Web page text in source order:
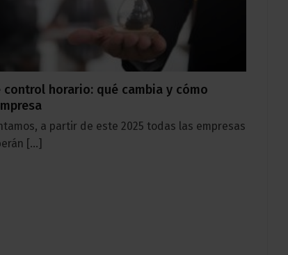
control horario: qué cambia y cómo
a partir de este 2025 todas las empresas
[...]